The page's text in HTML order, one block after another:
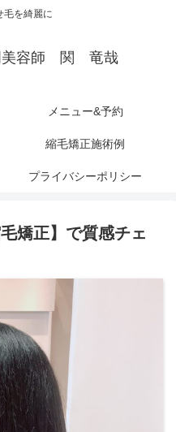
毛を綺麗に
美容師 関 竜哉
メニュー&予約
縮毛矯正施術例
プライバシーポリシー
矯正】で質感チェ